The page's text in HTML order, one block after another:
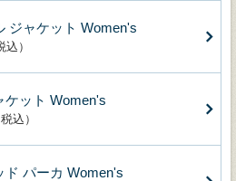
ジャケット Women's
）
ケット Women's
込）
ド パーカ Women's